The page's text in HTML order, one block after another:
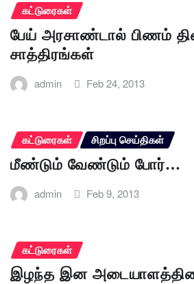
கட்டுரைகள்
பேய் அரசாண்டால் பிணம்
சாத்திரங்கள்
admin Feb 24, 2013
கட்டுரைகள் சிறப்பு செய்திகள்
மீண்டும் வேண்டும் போர்…
admin Feb 9, 2013
கட்டுரைகள்
இழந்த இன